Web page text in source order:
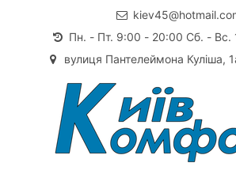
Пн. - Пт. 9:00 - 20:00 Сб. - Вс.
вулиця Пантелеймона Куліша,